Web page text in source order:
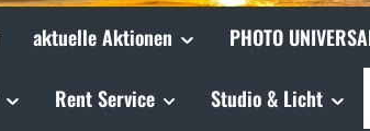
aktuelle Aktionen PHOTO
Rent Service Studio & Licht